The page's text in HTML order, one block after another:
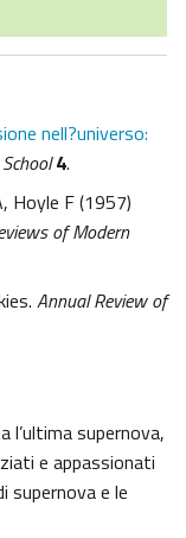
nell?universo:
4.
Hoyle F (1957)
of Modern
Annual Review of
l’ultima supernova,
e appassionati
supernova e le